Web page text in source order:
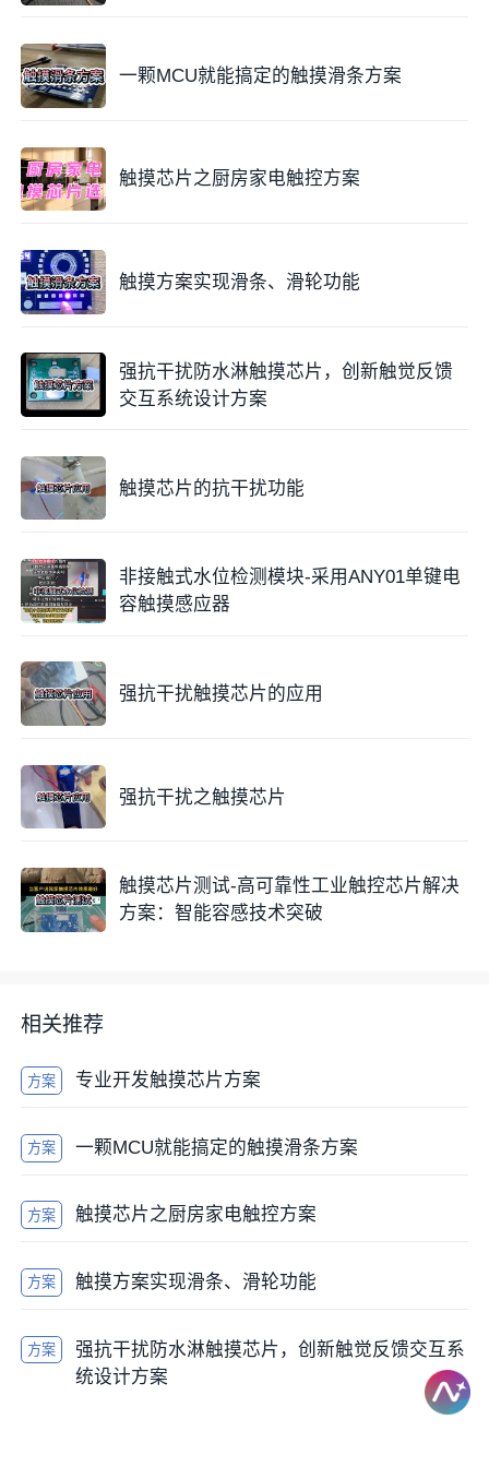
一颗MCU就能搞定的触摸滑条方案
触摸芯片之厨房家电触控方案
触摸方案实现滑条、滑轮功能
强抗干扰防水淋触摸芯片，创新触觉反馈
交互系统设计方案
触摸芯片的抗干扰功能
非接触式水位检测模块-采用ANY01单键电
容触摸感应器
强抗干扰触摸芯片的应用
强抗干扰之触摸芯片
触摸芯片测试-高可靠性工业触控芯片解决
方案：智能容感技术突破
相关推荐
方案 专业开发触摸芯片方案
方案 一颗MCU就能搞定的触摸滑条方案
方案 触摸芯片之厨房家电触控方案
方案 触摸方案实现滑条、滑轮功能
方案
强抗干扰防水淋触摸芯片，创新触觉反馈交互系
统设计方案